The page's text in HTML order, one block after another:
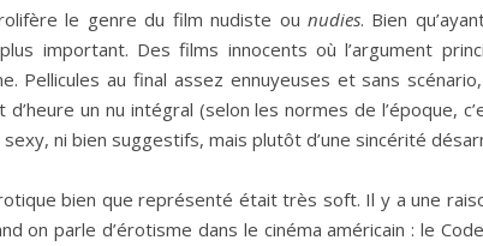
le genre du film nudiste ou nudies. Bien
important. Des films innocents où l’argument
Pellicules au final assez ennuyeuses et sans
un nu intégral (selon les normes de l’époque,
sexy, ni bien suggestifs, mais plutôt d’une sincérité
bien que représenté était très soft. Il y a une
on parle d’érotisme dans le cinéma américain : le